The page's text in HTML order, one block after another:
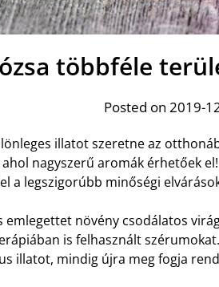
többféle
Posted on 2019-
illatot szeretne az
nagyszerű aromák érhetőek
a legszigorúbb minőségi
emlegettet növény csodálatos
is felhasznált
illatot, mindig újra meg fogja